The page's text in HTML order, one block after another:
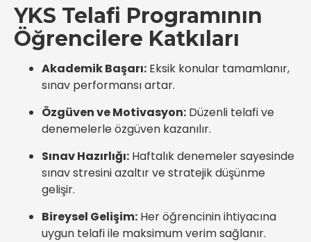
YKS Telafi Programının
Öğrencilere Katkıları
Akademik Başarı: Eksik konular tamamlanır,
sınav performansı artar.
Özgüven ve Motivasyon: Düzenli telafi ve
denemelerle özgüven kazanılır.
Sınav Hazırlığı: Haftalık denemeler sayesinde
sınav stresini azaltır ve stratejik düşünme
gelişir.
Bireysel Gelişim: Her öğrencinin ihtiyacına
uygun telafi ile maksimum verim sağlanır.